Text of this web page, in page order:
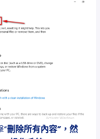
“刪除所有內容”，然